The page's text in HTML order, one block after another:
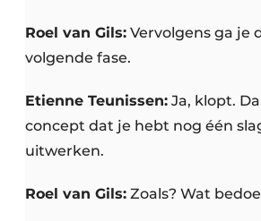
Roel van Gils: Vervolgens ga je
volgende fase.
Etienne Teunissen: Ja, klopt.
concept dat je hebt nog één
uitwerken.
Roel van Gils: Zoals? Wat